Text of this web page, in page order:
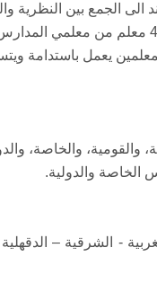
يعمل باستدامة
والقومية، والخاصة،
الخاصة والدولية.
- الشرقية –